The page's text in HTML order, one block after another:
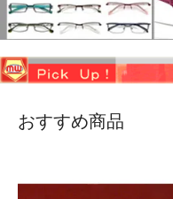
おすすめ商品